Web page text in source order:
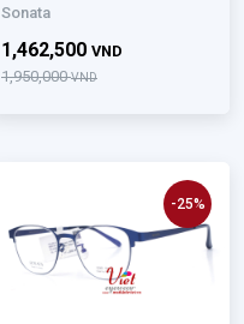
Sonata
1,950,000VND
1,462,500 VND
-25%